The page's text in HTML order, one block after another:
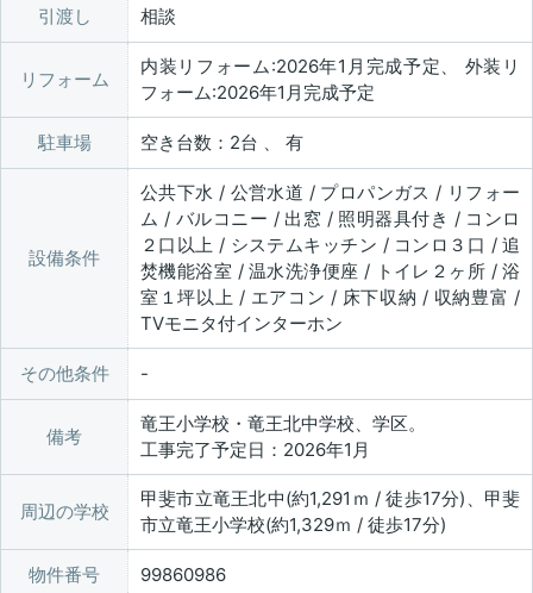
引渡し 相談
リフォーム
内装リフォーム:2026年1月完成予定、 外装リ
フォーム:2026年1月完成予定
駐車場 空き台数：2台 、 有
設備条件
公共下水 / 公営水道 / プロパンガス / リフォー
ム / バルコニー / 出窓 / 照明器具付き / コンロ
２口以上 / システムキッチン / コンロ３口 / 追
焚機能浴室 / 温水洗浄便座 / トイレ２ヶ所 / 浴
室１坪以上 / エアコン / 床下収納 / 収納豊富 /
TVモニタ付インターホン
その他条件
備考
竜王小学校・竜王北中学校、学区。
工事完了予定日：2026年1月
周辺の学校
甲斐市立竜王北中(約1,291ｍ / 徒歩17分)、甲斐
市立竜王小学校(約1,329ｍ / 徒歩17分)
物件番号 99860986